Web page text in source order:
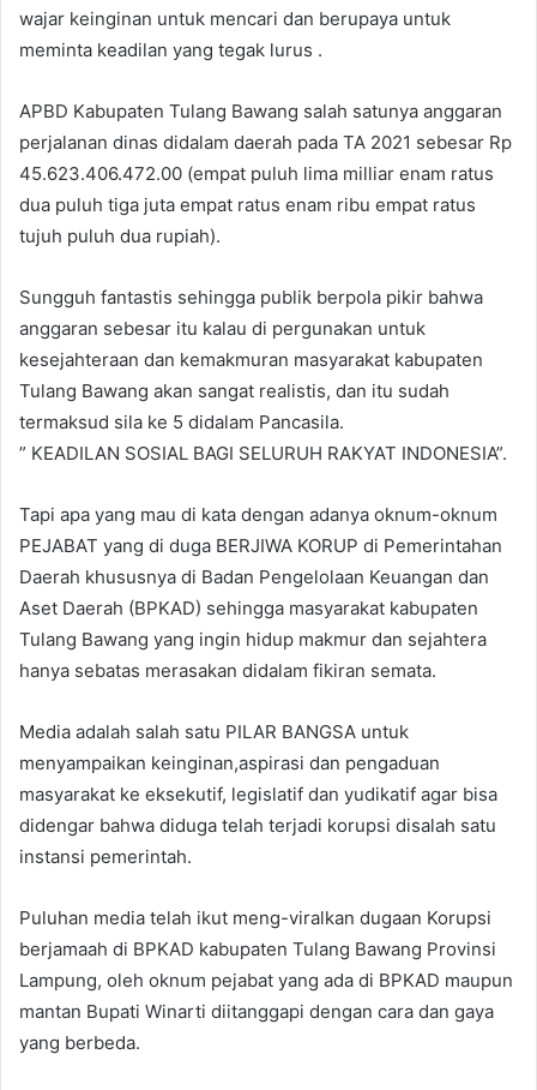
wajar keinginan untuk mencari dan berupaya untuk
meminta keadilan yang tegak lurus .
APBD Kabupaten Tulang Bawang salah satunya anggaran
perjalanan dinas didalam daerah pada TA 2021 sebesar Rp
45.623.406.472.00 (empat puluh lima milliar enam ratus
dua puluh tiga juta empat ratus enam ribu empat ratus
tujuh puluh dua rupiah).
Sungguh fantastis sehingga publik berpola pikir bahwa
anggaran sebesar itu kalau di pergunakan untuk
kesejahteraan dan kemakmuran masyarakat kabupaten
Tulang Bawang akan sangat realistis, dan itu sudah
termaksud sila ke 5 didalam Pancasila.
” KEADILAN SOSIAL BAGI SELURUH RAKYAT INDONESIA”.
Tapi apa yang mau di kata dengan adanya oknum-oknum
PEJABAT yang di duga BERJIWA KORUP di Pemerintahan
Daerah khususnya di Badan Pengelolaan Keuangan dan
Aset Daerah (BPKAD) sehingga masyarakat kabupaten
Tulang Bawang yang ingin hidup makmur dan sejahtera
hanya sebatas merasakan didalam fikiran semata.
Media adalah salah satu PILAR BANGSA untuk
menyampaikan keinginan,aspirasi dan pengaduan
masyarakat ke eksekutif, legislatif dan yudikatif agar bisa
didengar bahwa diduga telah terjadi korupsi disalah satu
instansi pemerintah.
Puluhan media telah ikut meng-viralkan dugaan Korupsi
berjamaah di BPKAD kabupaten Tulang Bawang Provinsi
Lampung, oleh oknum pejabat yang ada di BPKAD maupun
mantan Bupati Winarti diitanggapi dengan cara dan gaya
yang berbeda.